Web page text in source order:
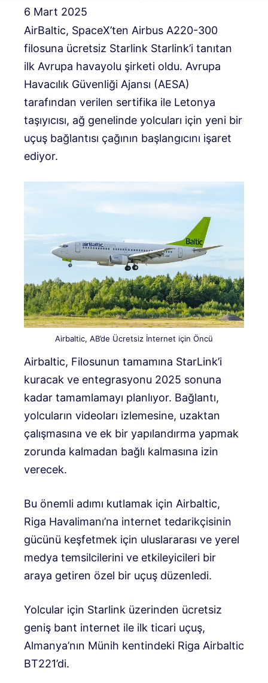
6 Mart 2025
AirBaltic, SpaceX’ten Airbus A220-300
filosuna ücretsiz Starlink Starlink’i tanıtan
ilk Avrupa havayolu şirketi oldu. Avrupa
Havacılık Güvenliği Ajansı (AESA)
tarafından verilen sertifika ile Letonya
taşıyıcısı, ağ genelinde yolcuları için yeni bir
uçuş bağlantısı çağının başlangıcını işaret
ediyor.
Airbaltic, AB’de Ücretsiz İnternet için Öncü
Airbaltic, Filosunun tamamına StarLink’i
kuracak ve entegrasyonu 2025 sonuna
kadar tamamlamayı planlıyor. Bağlantı,
yolcuların videoları izlemesine, uzaktan
çalışmasına ve ek bir yapılandırma yapmak
zorunda kalmadan bağlı kalmasına izin
verecek.
Bu önemli adımı kutlamak için Airbaltic,
Riga Havalimanı’na internet tedarikçisinin
gücünü keşfetmek için uluslararası ve yerel
medya temsilcilerini ve etkileyicileri bir
araya getiren özel bir uçuş düzenledi.
Yolcular için Starlink üzerinden ücretsiz
geniş bant internet ile ilk ticari uçuş,
Almanya’nın Münih kentindeki Riga Airbaltic
BT221’di.